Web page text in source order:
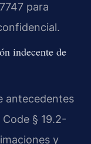
para
indecente de
antecedentes
§ 19.2-
y